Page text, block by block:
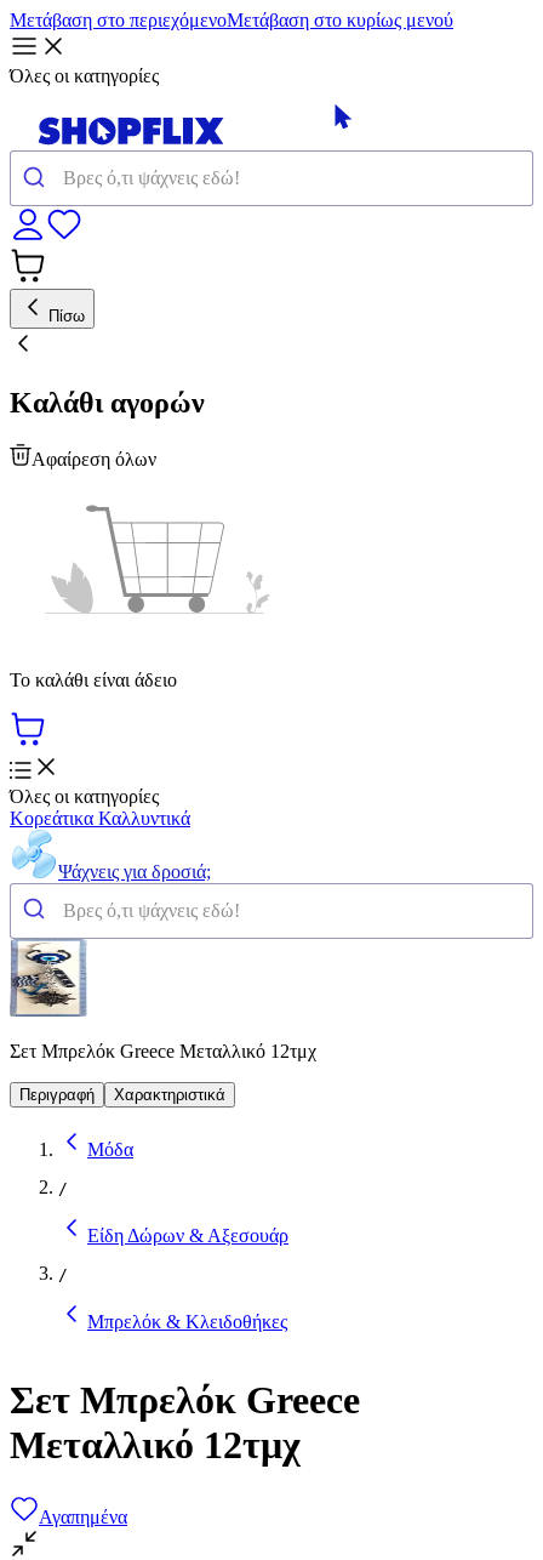
Μετάβαση στο περιεχόμενοΜετάβαση στο κυρίως μενού
Όλες οι κατηγορίες
Πίσω
Καλάθι αγορών
Αφαίρεση όλων
Το καλάθι είναι άδειο
Όλες οι κατηγορίες
Κορεάτικα Καλλυντικά
Ψάχνεις για δροσιά;
Σετ Μπρελόκ Greece Μεταλλικό 12τμχ
Περιγραφή Χαρακτηριστικά
Μόδα
/
Είδη Δώρων & Αξεσουάρ
/
Μπρελόκ & Κλειδοθήκες
Σετ Μπρελόκ Greece
Μεταλλικό 12τμχ
Αγαπημένα